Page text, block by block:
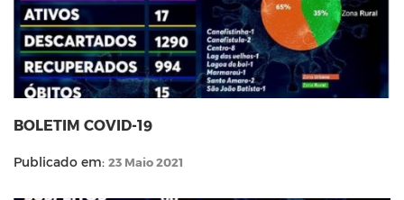
BOLETIM COVID-19
Publicado em: 23 Maio 2021